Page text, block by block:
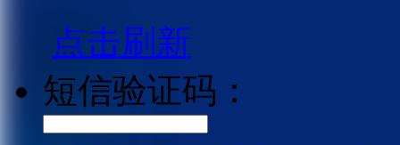
点击刷新
短信验证码：